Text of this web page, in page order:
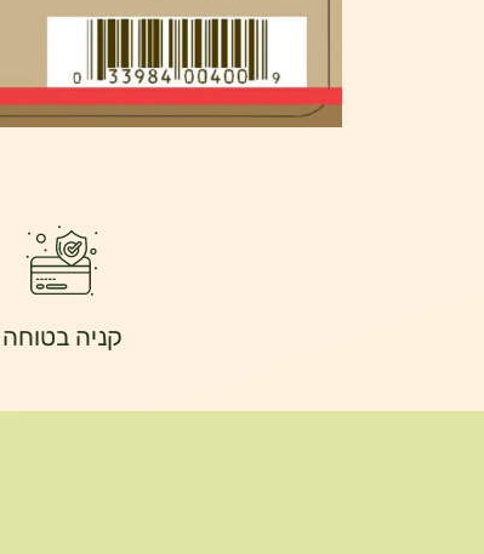
קניה בטוחה